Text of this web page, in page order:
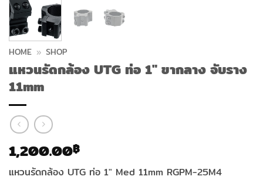
HOME » SHOP
แหวนรัดกล้อง UTG ท่อ 1″ ขากลาง จับราง
11mm
1,200.00฿
แหวนรัดกล้อง UTG ท่อ 1″ Med 11mm RGPM-25M4